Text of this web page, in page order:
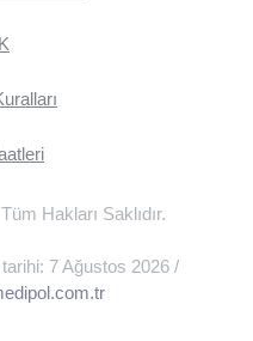
Hakları Saklıdır.
7 Ağustos 2026 /